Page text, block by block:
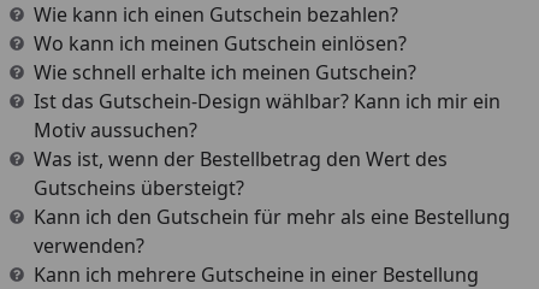
Wie kann ich einen Gutschein bezahlen?
Wo kann ich meinen Gutschein einlösen?
Wie schnell erhalte ich meinen Gutschein?
Ist das Gutschein-Design wählbar? Kann ich mir ein
Motiv aussuchen?
Was ist, wenn der Bestellbetrag den Wert des
Gutscheins übersteigt?
Kann ich den Gutschein für mehr als eine Bestellung
verwenden?
Kann ich mehrere Gutscheine in einer Bestellung